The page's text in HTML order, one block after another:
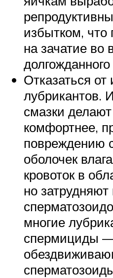
избытком,
на зачатие во
Отказаться от
лубрикантов.
смазки делают
комфортнее,
повреждению
оболочек
кровоток в
но
многие
спермициды